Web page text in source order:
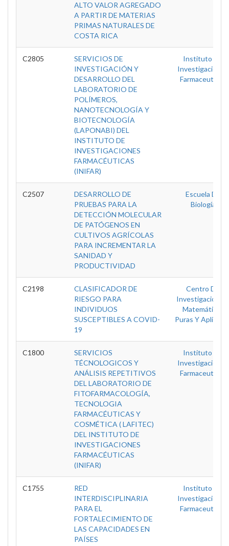
ALTO VALOR AGREGADO
A PARTIR DE MATERIAS
PRIMAS NATURALES DE
COSTA RICA
C2805
SERVICIOS DE
INVESTIGACIÓN Y
DESARROLLO DEL
LABORATORIO DE
POLÍMEROS,
NANOTECNOLOGÍA Y
BIOTECNOLOGÍA
(LAPONABI) DEL
INSTITUTO DE
INVESTIGACIONES
FARMACÉUTICAS
(INIFAR)
Instituto De
Investigaciones
Farmaceuticas
C2507
DESARROLLO DE
PRUEBAS PARA LA
DETECCIÓN MOLECULAR
DE PATÓGENOS EN
CULTIVOS AGRÍCOLAS
PARA INCREMENTAR LA
SANIDAD Y
PRODUCTIVIDAD
Escuela De
Biología
C2198
CLASIFICADOR DE
RIESGO PARA
INDIVIDUOS
SUSCEPTIBLES A COVID-
19
Centro De
Investigación En
Matemáticas
Puras Y
C1800
SERVICIOS
TÉCNOLOGICOS Y
ANÁLISIS REPETITIVOS
DEL LABORATORIO DE
FITOFARMACOLOGÍA,
TECNOLOGIA
FARMACÉUTICAS Y
COSMÉTICA ( LAFITEC)
DEL INSTITUTO DE
INVESTIGACIONES
FARMACÉUTICAS
(INIFAR)
Instituto De
Investigaciones
Farmaceuticas
C1755
RED
INTERDISCIPLINARIA
PARA EL
FORTALECIMIENTO DE
LAS CAPACIDADES EN
PAÍSES
Instituto De
Investigaciones
Farmaceuticas